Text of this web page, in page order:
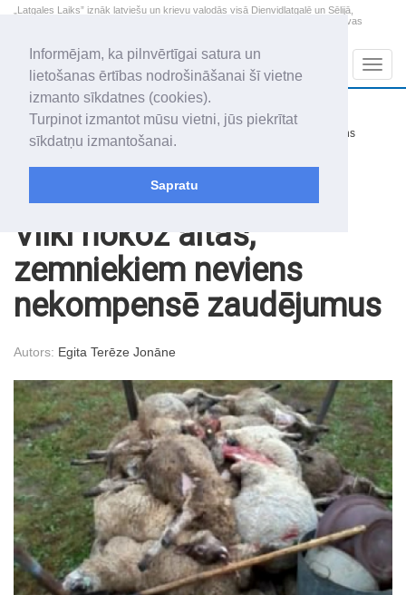
Informējam, ka pilnvērtīgai satura un
lietošanas ērtības nodrošināšanai šī vietne
izmanto sīkdatnes (cookies).
Turpinot izmantot mūsu vietni, jūs piekrītat
sīkdatņu izmantošanai.
Sapratu
„Latgales Laiks” iznāk latviešu un krievu valodās visā Dienvidlatgalē un Sēlijā,
„Latgales Laiks” latviešu valodā aptver Daugavpils valstspilsētu, Augšdaugavas
2026. gada 8. augusts
Sestdiena
Mudīte, Vladislava, Vladislavs
+14.5
nedaudz mākoņains
Vilki nokož aitas,
zemniekiem neviens
nekompensē zaudējumus
Autors: Egita Terēze Jonāne